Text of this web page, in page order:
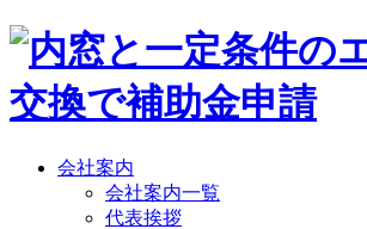
会社案内
会社案内一覧
代表挨拶